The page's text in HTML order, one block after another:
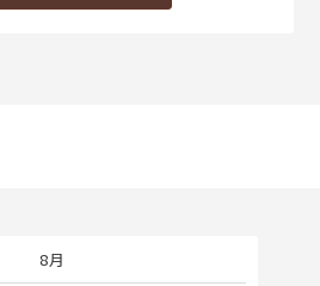
8月